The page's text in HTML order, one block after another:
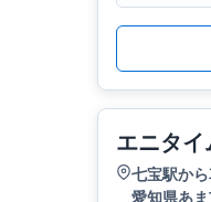
エニタ
七宝駅か
愛知県あ